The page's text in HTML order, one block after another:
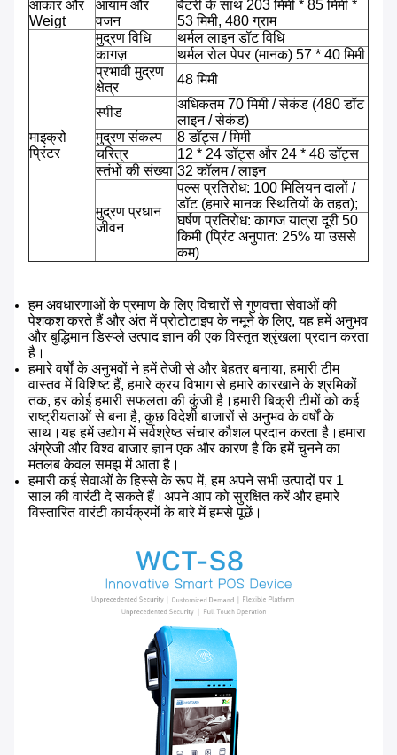
आकार और
Weigt
आयाम और
वजन
बैटरी के साथ 203 मिमी * 85 मिमी *
53 मिमी, 480 ग्राम
माइक्रो
प्रिंटर
मुद्रण विधि
थर्मल लाइन डॉट विधि
कागज़
थर्मल रोल पेपर (मानक) 57 * 40 मिमी
प्रभावी मुद्रण
क्षेत्र
48 मिमी
स्पीड
अधिकतम 70 मिमी / सेकंड (480 डॉट
लाइन / सेकंड)
मुद्रण संकल्प
8 डॉट्स / मिमी
चरित्र
12 * 24 डॉट्स और 24 * 48 डॉट्स
स्तंभों की संख्या 32 कॉलम / लाइन
मुद्रण प्रधान
जीवन
पल्स प्रतिरोध: 100 मिलियन दालों /
डॉट (हमारे मानक स्थितियों के तहत);
घर्षण प्रतिरोध: कागज यात्रा दूरी 50
किमी (प्रिंट अनुपात: 25% या उससे
कम)
हम अवधारणाओं के प्रमाण के लिए विचारों से गुणवत्ता सेवाओं की
पेशकश करते हैं और अंत में प्रोटोटाइप के नमूने के लिए, यह हमें अनुभव
और बुद्धिमान डिस्प्ले उत्पाद ज्ञान की एक विस्तृत श्रृंखला प्रदान करता
है।
हमारे वर्षों के अनुभवों ने हमें तेजी से और बेहतर बनाया, हमारी टीम
वास्तव में विशिष्ट हैं, हमारे क्रय विभाग से हमारे कारखाने के श्रमिकों
तक, हर कोई हमारी सफलता की कुंजी है।हमारी बिक्री टीमों को कई
राष्ट्रीयताओं से बना है, कुछ विदेशी बाजारों से अनुभव के वर्षों के
साथ।यह हमें उद्योग में सर्वश्रेष्ठ संचार कौशल प्रदान करता है।हमारा
अंग्रेजी और विश्व बाजार ज्ञान एक और कारण है कि हमें चुनने का
मतलब केवल समझ में आता है।
हमारी कई सेवाओं के हिस्से के रूप में, हम अपने सभी उत्पादों पर 1
साल की वारंटी दे सकते हैं।अपने आप को सुरक्षित करें और हमारे
विस्तारित वारंटी कार्यक्रमों के बारे में हमसे पूछें।